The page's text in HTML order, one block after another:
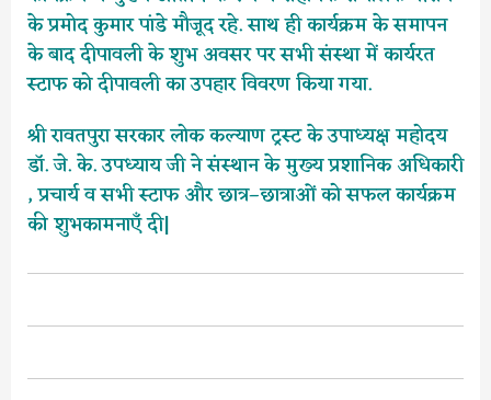
के प्रमोद कुमार पांडे मौजूद रहे. साथ ही कार्यक्रम के समापन
के बाद दीपावली के शुभ अवसर पर सभी संस्था में कार्यरत
स्टाफ को दीपावली का उपहार विवरण किया गया.
श्री रावतपुरा सरकार लोक कल्याण ट्रस्ट के उपाध्यक्ष महोदय
डॉ. जे. के. उपध्याय जी ने संस्थान के मुख्य प्रशानिक अधिकारी
, प्रचार्य व सभी स्टाफ और छात्र–छात्राओं को सफल कार्यक्रम
की शुभकामनाएँ दी|